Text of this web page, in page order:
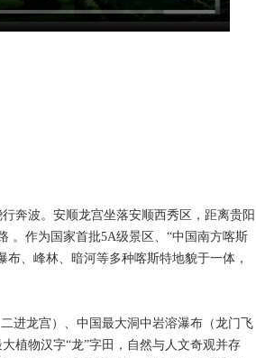
奔波。安顺龙宫坐落安顺西秀区，距离贵阳
。作为国家首批5A级景区、“中国南方喀斯
、峰林、暗河等多种喀斯特地貌于一体，
进龙宫）、中国最大洞中岩溶瀑布（龙门飞
植物汉字“龙”字田，自然与人文奇观并存